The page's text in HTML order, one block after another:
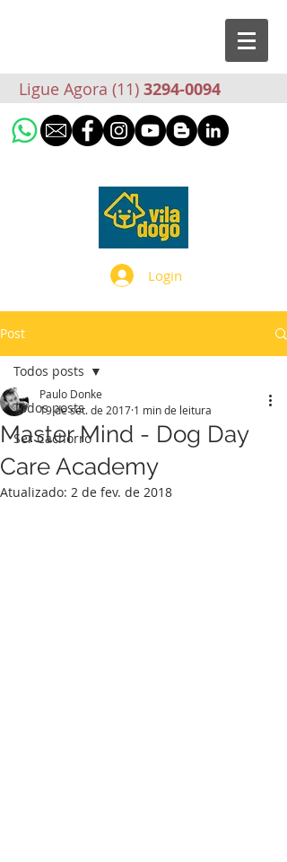
Ligue Agora (11) 3294-0094
Login
Post
Todos posts
Ser Cachorro
Todos posts
Master Mind - Dog Day
Care Academy
Paulo Donke
19 de set. de 2017 1 min de leitura
Atualizado: 2 de fev. de 2018